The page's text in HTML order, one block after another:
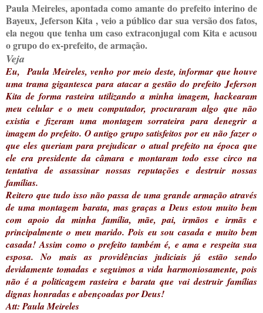
Paula Meireles, apontada como amante do prefeito interino de
Bayeux, Jeferson Kita , veio a público dar sua versão dos fatos,
ela negou que tenha um caso extraconjugal com Kita e acusou
o grupo do ex-prefeito, de armação.
Veja
Eu, Paula Meireles, venho por meio deste, informar que houve
uma trama gigantesca para atacar a gestão do prefeito Jeferson
Kita de forma rasteira utilizando a minha imagem, hackearam
meu celular e o meu computador, procuraram algo que não
existia e fizeram uma montagem sorrateira para denegrir a
imagem do prefeito. O antigo grupo satisfeitos por eu não fazer o
que eles queriam para prejudicar o atual prefeito na época que
ele era presidente da câmara e montaram todo esse circo na
tentativa de assassinar nossas reputações e destruir nossas
famílias.
Reitero que tudo isso não passa de uma grande armação através
de uma montagem barata, mas graças a Deus estou muito bem
com apoio da minha família, mãe, pai, irmãos e irmãs e
principalmente o meu marido. Pois eu sou casada e muito bem
casada! Assim como o prefeito também é, e ama e respeita sua
esposa. No mais as providências judiciais já estão sendo
devidamente tomadas e seguimos a vida harmoniosamente, pois
não é a politicagem rasteira e barata que vai destruir famílias
dignas honradas e abençoadas por Deus!
Att: Paula Meireles